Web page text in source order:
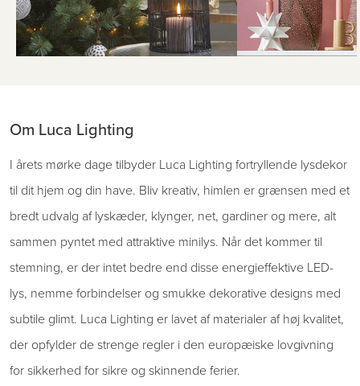
Om Luca Lighting
I årets mørke dage tilbyder Luca Lighting fortryllende lysdekor
til dit hjem og din have. Bliv kreativ, himlen er grænsen med et
bredt udvalg af lyskæder, klynger, net, gardiner og mere, alt
sammen pyntet med attraktive minilys. Når det kommer til
stemning, er der intet bedre end disse energieffektive LED-
lys, nemme forbindelser og smukke dekorative designs med
subtile glimt. Luca Lighting er lavet af materialer af høj kvalitet,
der opfylder de strenge regler i den europæiske lovgivning
for sikkerhed for sikre og skinnende ferier.